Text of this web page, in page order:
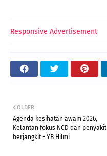
Responsive Advertisement
OLDER
Agenda kesihatan awam 2026,
Kelantan fokus NCD dan penyakit
berjangkit - YB Hilmi